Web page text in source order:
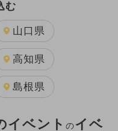
む
山口県
高知県
島根県
イベントのイベ